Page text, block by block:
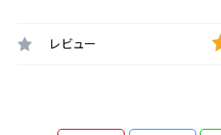
レビュー